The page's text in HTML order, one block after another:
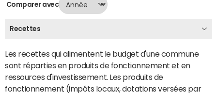
Comparer avec
Recettes
Les recettes qui alimentent le budget d'une commune
sont réparties en produits de fonctionnement et en
ressources d'investissement. Les produits de
fonctionnement (impôts locaux, dotations versées par